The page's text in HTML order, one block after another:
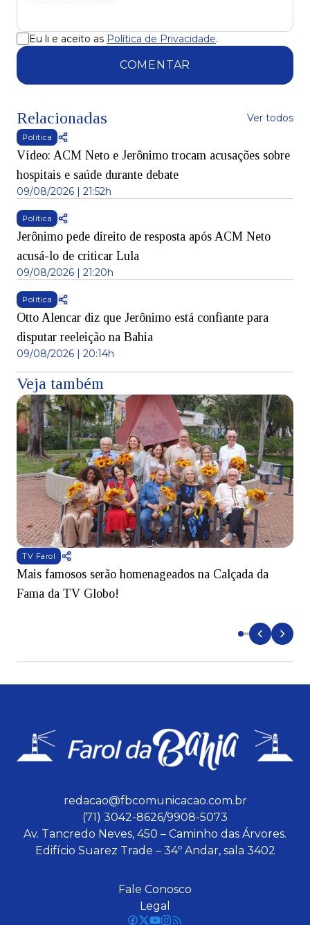
Eu li e aceito as Política de Privacidade.
COMENTAR
Relacionadas Ver todos
Política
Vídeo: ACM Neto e Jerônimo trocam acusações sobre
hospitais e saúde durante debate
09/08/2026 | 21:52h
Política
Jerônimo pede direito de resposta após ACM Neto
acusá-lo de criticar Lula
09/08/2026 | 21:20h
Política
Otto Alencar diz que Jerônimo está confiante para
disputar reeleição na Bahia
09/08/2026 | 20:14h
Veja também
TV Farol
Mais famosos serão homenageados na Calçada da
Fama da TV Globo!
redacao@fbcomunicacao.com.br
(71) 3042-8626/9908-5073
Av. Tancredo Neves, 450 – Caminho das Árvores.
Edifício Suarez Trade – 34º Andar, sala 3402
Fale Conosco
Legal